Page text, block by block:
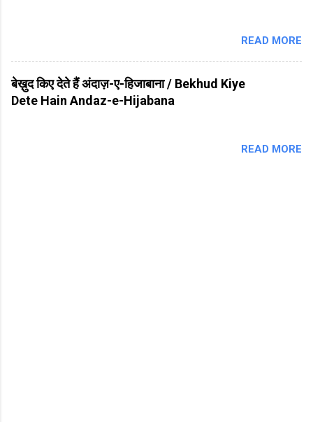
READ MORE
बेख़ुद किए देते हैं अंदाज़-ए-हिजाबाना / Bekhud Kiye
Dete Hain Andaz-e-Hijabana
READ MORE